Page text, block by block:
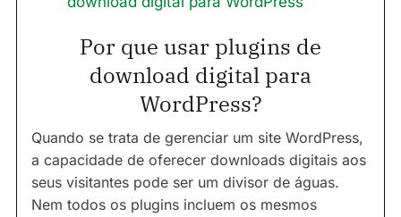
Por que usar plugins de
download digital para
WordPress?
Quando se trata de gerenciar um site WordPress,
a capacidade de oferecer downloads digitais aos
seus visitantes pode ser um divisor de águas.
Nem todos os plugins incluem os mesmos